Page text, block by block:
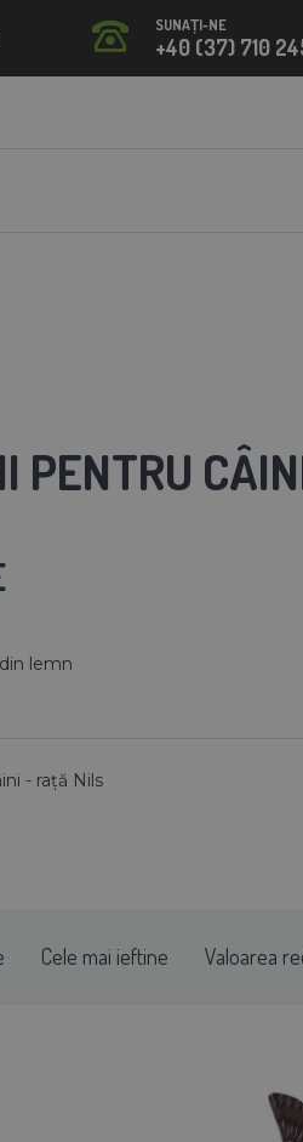
SUNAȚI-NE
+40 (37) 710
PENTRU
lemn
- rață Nils
Cele mai ieftine Valoarea